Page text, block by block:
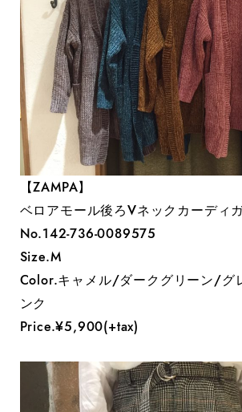
【ZAMPA】
ベロアモール後ろVネックカーディ
No.142-736-0089575
Size.M
Color.キャメル/ダークグリーン/グ
ンク
Price.¥5,900(+tax)